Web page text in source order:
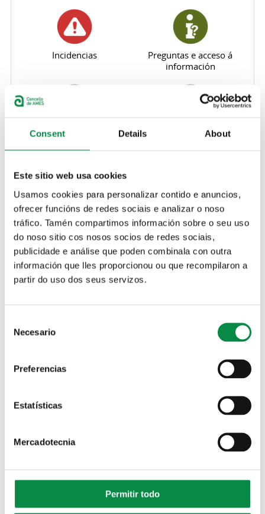
Consent Details About
Este sitio web usa cookies
Usamos cookies para personalizar contido e anuncios,
ofrecer funcións de redes sociais e analizar o noso
tráfico. Tamén compartimos información sobre o seu uso
do noso sitio cos nosos socios de redes sociais,
publicidade e análise que poden combinala con outra
información que lles proporcionou ou que recompilaron a
partir do uso dos seus servizos.
Selection
Necesario
Preferencias
Estatísticas
Mercadotecnia
Permitir todo
Incidencias
Preguntas e acceso á
información
Comunicación municipal Participación
Protección de datos
persoais
Asociacións
Guía empresas
amianto
Obxectivo principal e pequena descrición: Informar a
poboación dos riscos do amianto e evitar o seu abandono
Persoas destinatarias :Calquer veciño do concello de
Ames
Folleto Amianto.